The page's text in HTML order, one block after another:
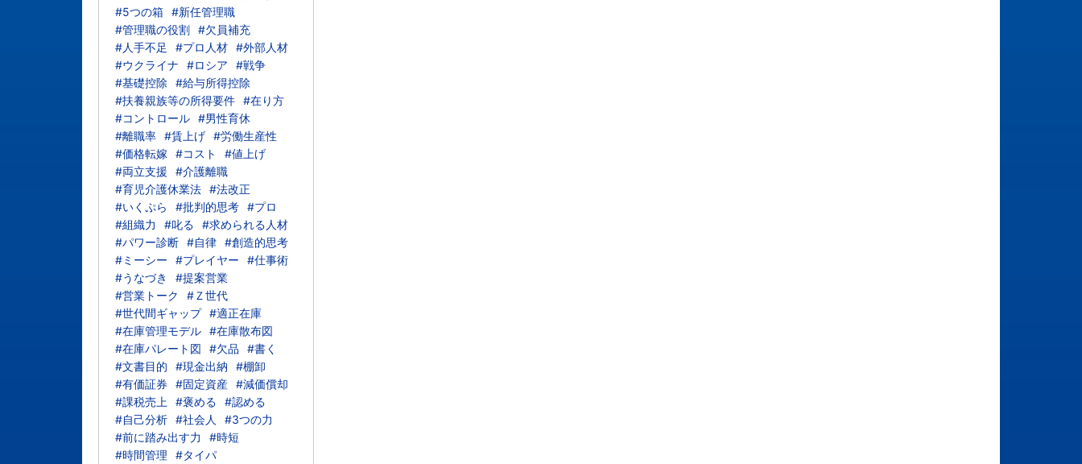
#5つの箱 #新任管理職
#管理職の役割 #欠員補充
#人手不足
#プロ人材 #外部人材
#ウクライナ
#ロシア
#戦争
#基礎控除
#給与所得控除
#扶養親族等の所得要件 #在り方
#コントロール #男性育休
#離職率 #賃上げ #労働生産性
#価格転嫁
#コスト
#値上げ
#両立支援
#介護離職
#育児介護休業法 #法改正
#いくぷら
#批判的思考 #プロ
#組織力
#叱る
#求められる人材
#パワー診断 #自律 #創造的思考
#ミーシー
#プレイヤー
#仕事術
#うなづき
#提案営業
#営業トーク
#Ｚ世代
#世代間ギャップ #適正在庫
#在庫管理モデル #在庫散布図
#在庫パレート図
#欠品
#書く
#文書目的
#現金出納
#棚卸
#有価証券
#固定資産 #減価償却
#課税売上
#褒める
#認める
#自己分析 #社会人
#3つの力
#前に踏み出す力
#時短
#時間管理
#タイパ